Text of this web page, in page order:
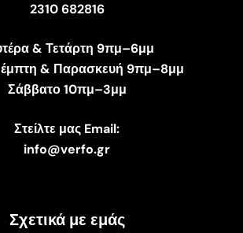
2310 682816
& Τετάρτη 9πμ–6μμ
& Παρασκευή 9πμ–8μμ
Σάββατο 10πμ–3μμ
Στείλτε μας Email:
info@verfo.gr
Σχετικά με εμάς